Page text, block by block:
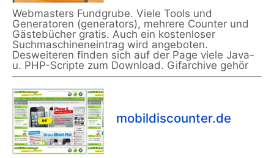
Webmasters Fundgrube. Viele Tools und
Generatoren (generators), mehrere Counter und
Gästebücher gratis. Auch ein kostenloser
Suchmaschineneintrag wird angeboten.
Desweiteren finden sich auf der Page viele Java-
u. PHP-Scripte zum Download. Gifarchive gehör
mobildiscounter.de